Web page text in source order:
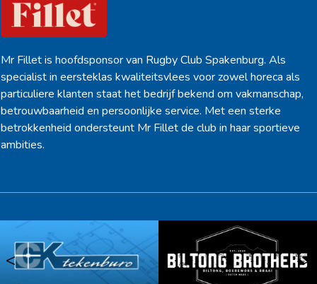
Mr Fillet is hoofdsponsor van Rugby Club Spakenburg. Als
specialist in eersteklas kwaliteitsvlees voor zowel horeca als
particuliere klanten staat het bedrijf bekend om vakmanschap,
betrouwbaarheid en persoonlijke service. Met een sterke
betrokkenheid ondersteunt Mr Fillet de club in haar sportieve
ambities.
< >